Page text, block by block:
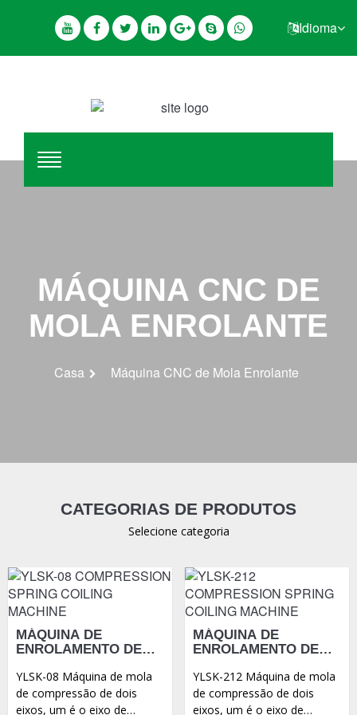
Idioma
MÁQUINA CNC DE
MOLA ENROLANTE
Casa Máquina CNC de Mola Enrolante
CATEGORIAS DE PRODUTOS
Selecione categoria
MÁQUINA DE
ENROLAMENTO DE
COMPRESSÃO YLSK-
08
YLSK-08 Máquina de mola
de compressão de dois
eixos, um é o eixo de
MÁQUINA DE
ENROLAMENTO DE
COMPRESSÃO YLSK-
212
YLSK-212 Máquina de mola
de compressão de dois
eixos, um é o eixo de